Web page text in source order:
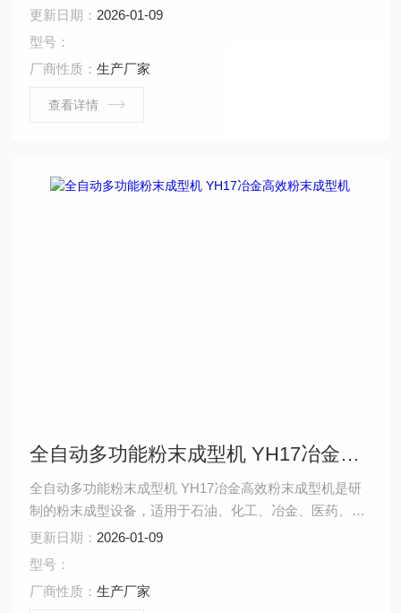
成型生成。改变模具可压制不同形体，如异形、环形，适
合压制电子元件、樟脑丸、触媒及粉末冶金等制品。
更新日期： 2026-01-09
型号：
厂商性质：生产厂家
查看详情
全自动多功能粉末成型机 YH17冶金高效粉末成型机
全自动多功能粉末成型机 YH17冶金高效粉末成型机是研
制的粉末成型设备，适用于石油、化工、冶金、医药、轻
工、食品、电子工业等部门的粉末成型生成。改变模具可
压制不同形体，如异形、环形，适合压制电子元件、樟脑
更新日期： 2026-01-09
型号：
厂商性质：生产厂家